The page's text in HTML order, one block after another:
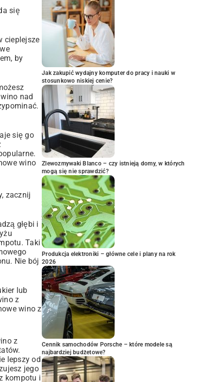
się
cieplejsze
by
nad
się go
wino
zacznij
głębi i
Taki
Nie bój
lub
z
wino z
z
lepszy od
jego
kompotu i
Jak zakupić wydajny komputer do pracy i nauki w
stosunkowo niskiej cenie?
Zlewozmywaki Blanco – czy istnieją domy, w których
mogą się nie sprawdzić?
Produkcja elektroniki – główne cele i plany na rok
2026
Cennik samochodów Porsche – które modele są
najbardziej budżetowe?